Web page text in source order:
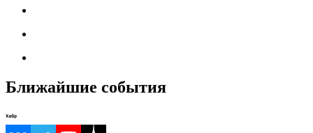
Ближайшие события